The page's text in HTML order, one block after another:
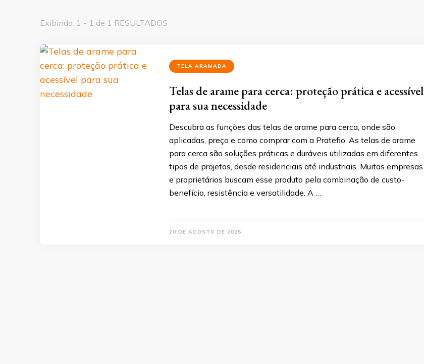
Exibindo: 1 - 1 de 1 RESULTADOS
TELA ARAMADA
Telas de arame para cerca: proteção prática e acessível
para sua necessidade
Descubra as funções das telas de arame para cerca, onde são
aplicadas, preço e como comprar com a Pratefio. As telas de arame
para cerca são soluções práticas e duráveis utilizadas em diferentes
tipos de projetos, desde residenciais até industriais. Muitas empresas
e proprietários buscam esse produto pela combinação de custo-
benefício, resistência e versatilidade. A …
20 DE AGOSTO DE 2025